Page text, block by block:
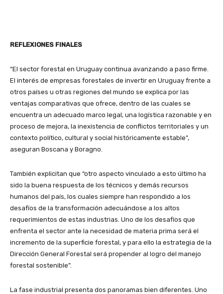
REFLEXIONES FINALES
“El sector forestal en Uruguay continua avanzando a paso firme.
El interés de empresas forestales de invertir en Uruguay frente a
otros países u otras regiones del mundo se explica por las
ventajas comparativas que ofrece, dentro de las cuales se
encuentra un adecuado marco legal, una logística razonable y en
proceso de mejora, la inexistencia de conflictos territoriales y un
contexto político, cultural y social históricamente estable”,
aseguran Boscana y Boragno.
También explicitan que “otro aspecto vinculado a esto último ha
sido la buena respuesta de los técnicos y demás recursos
humanos del país, los cuales siempre han respondido a los
desafíos de la transformación adecuándose a los altos
requerimientos de estas industrias. Uno de los desafíos que
enfrenta el sector ante la necesidad de materia prima será el
incremento de la superficie forestal, y para ello la estrategia de la
Dirección General Forestal será propender al logro del manejo
forestal sostenible”.
La fase industrial presenta dos panoramas bien diferentes. Uno